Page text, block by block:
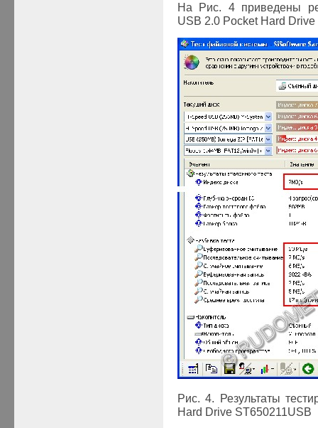
На Рис. 4 приведены
USB 2.0 Pocket Hard
Рис. 4. Результаты
Hard Drive ST650211USB